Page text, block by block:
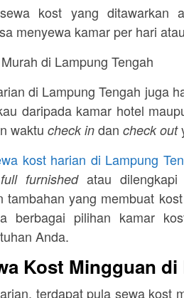
kost yang ditawarkan
menyewa kamar per hari
di Lampung Tengah juga
daripada kamar hotel
waktu check in dan check out
kost harian di Lampung
full furnished atau
tambahan yang membuat
berbagai pilihan kamar
Anda.
Kost Mingguan
terdapat pula sewa kost